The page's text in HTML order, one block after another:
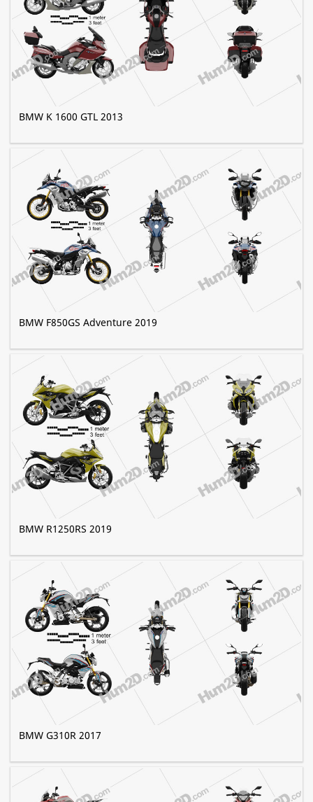
BMW K 1600 GTL 2013
BMW F850GS Adventure 2019
BMW R1250RS 2019
BMW G310R 2017